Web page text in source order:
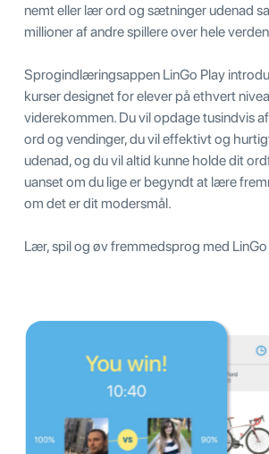
nemt eller lær ord og sætninger udenad
millioner af andre spillere over hele
Sprogindlæringsappen LinGo Play
kurser designet for elever på ethvert
viderekommen. Du vil opdage tusindvis
ord og vendinger, du vil effektivt og
udenad, og du vil altid kunne holde dit
uanset om du lige er begyndt at lære
om det er dit modersmål.
Lær, spil og øv fremmedsprog med LinGo